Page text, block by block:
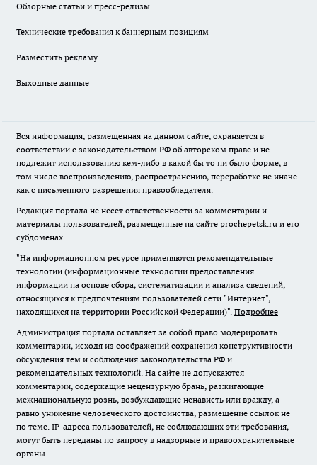
Обзорные статьи и пресс-релизы
Технические требования к баннерным позициям
Разместить рекламу
Выходные данные
Вся информация, размещенная на данном сайте, охраняется в
соответствии с законодательством РФ об авторском праве и не
подлежит использованию кем-либо в какой бы то ни было форме, в
том числе воспроизведению, распространению, переработке не иначе
как с письменного разрешения правообладателя.
Редакция портала не несет ответственности за комментарии и
материалы пользователей, размещенные на сайте prochepetsk.ru и его
субдоменах.
"На информационном ресурсе применяются рекомендательные
технологии (информационные технологии предоставления
информации на основе сбора, систематизации и анализа сведений,
относящихся к предпочтениям пользователей сети "Интернет",
находящихся на территории Российской Федерации)". Подробнее
Администрация портала оставляет за собой право модерировать
комментарии, исходя из соображений сохранения конструктивности
обсуждения тем и соблюдения законодательства РФ и
рекомендательных технологий. На сайте не допускаются
комментарии, содержащие нецензурную брань, разжигающие
межнациональную рознь, возбуждающие ненависть или вражду, а
равно унижение человеческого достоинства, размещение ссылок не
по теме. IP-адреса пользователей, не соблюдающих эти требования,
могут быть переданы по запросу в надзорные и правоохранительные
органы.